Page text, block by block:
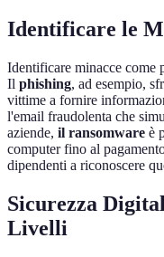
Identificare le
Identificare minacce come
Il phishing, ad esempio,
vittime a fornire
l'email fraudolenta che
aziende, il ransomware è
computer fino al
dipendenti a riconoscere
Sicurezza
Livelli